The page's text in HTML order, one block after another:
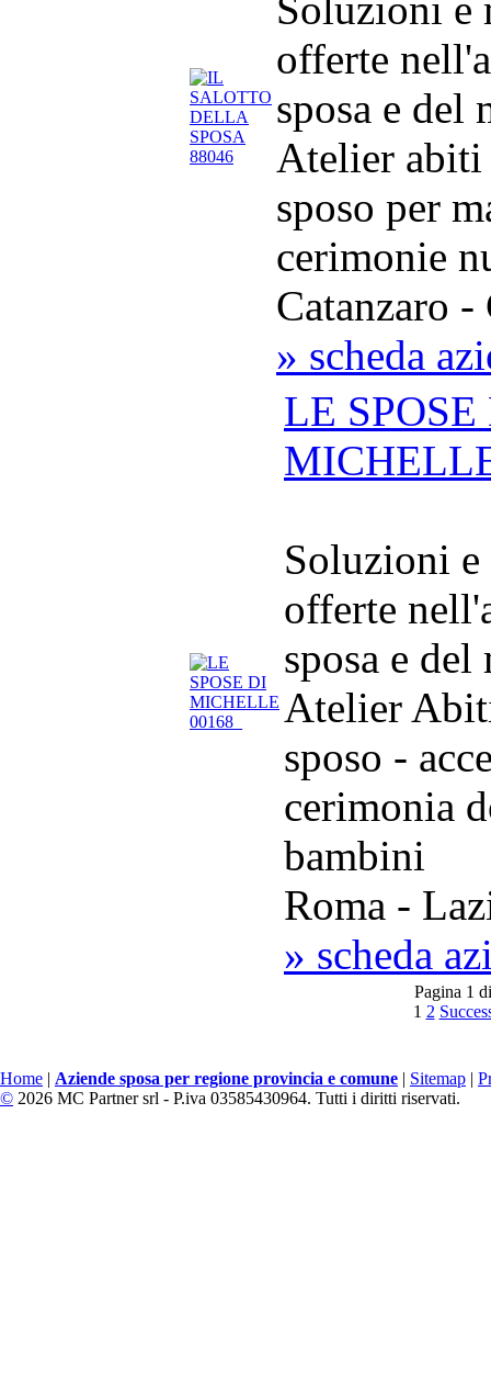
offerte
sposa e del
Atelier abiti
sposo per
cerimonie
Catanzaro -
» scheda
LE
Soluzioni e
offerte
sposa e
Atelier
sposo -
cerimonia
bambini
Roma -
» scheda
Pagina 1
1 2
Home | Aziende sposa per regione provincia e comune | Sitemap |
© 2026 MC Partner srl - P.iva 03585430964. Tutti i diritti riservati.